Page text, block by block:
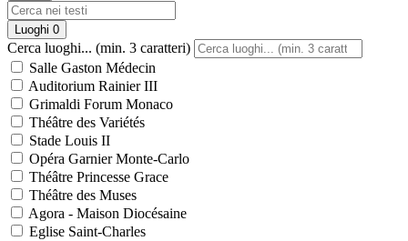
Luoghi 0
Cerca luoghi... (min. 3 caratteri)
Salle Gaston Médecin
Auditorium Rainier III
Grimaldi Forum Monaco
Théâtre des Variétés
Stade Louis II
Opéra Garnier Monte-Carlo
Théâtre Princesse Grace
Théâtre des Muses
Agora - Maison Diocésaine
Eglise Saint-Charles